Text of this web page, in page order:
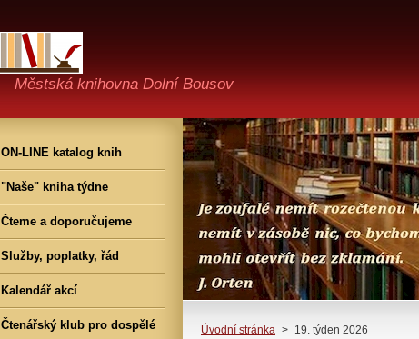
Městská knihovna Dolní Bousov
Úvodní stránka > 19. týden 2026
ON-LINE katalog knih
"Naše" kniha týdne
Čteme a doporučujeme
Služby, poplatky, řád
Kalendář akcí
Čtenářský klub pro dospělé